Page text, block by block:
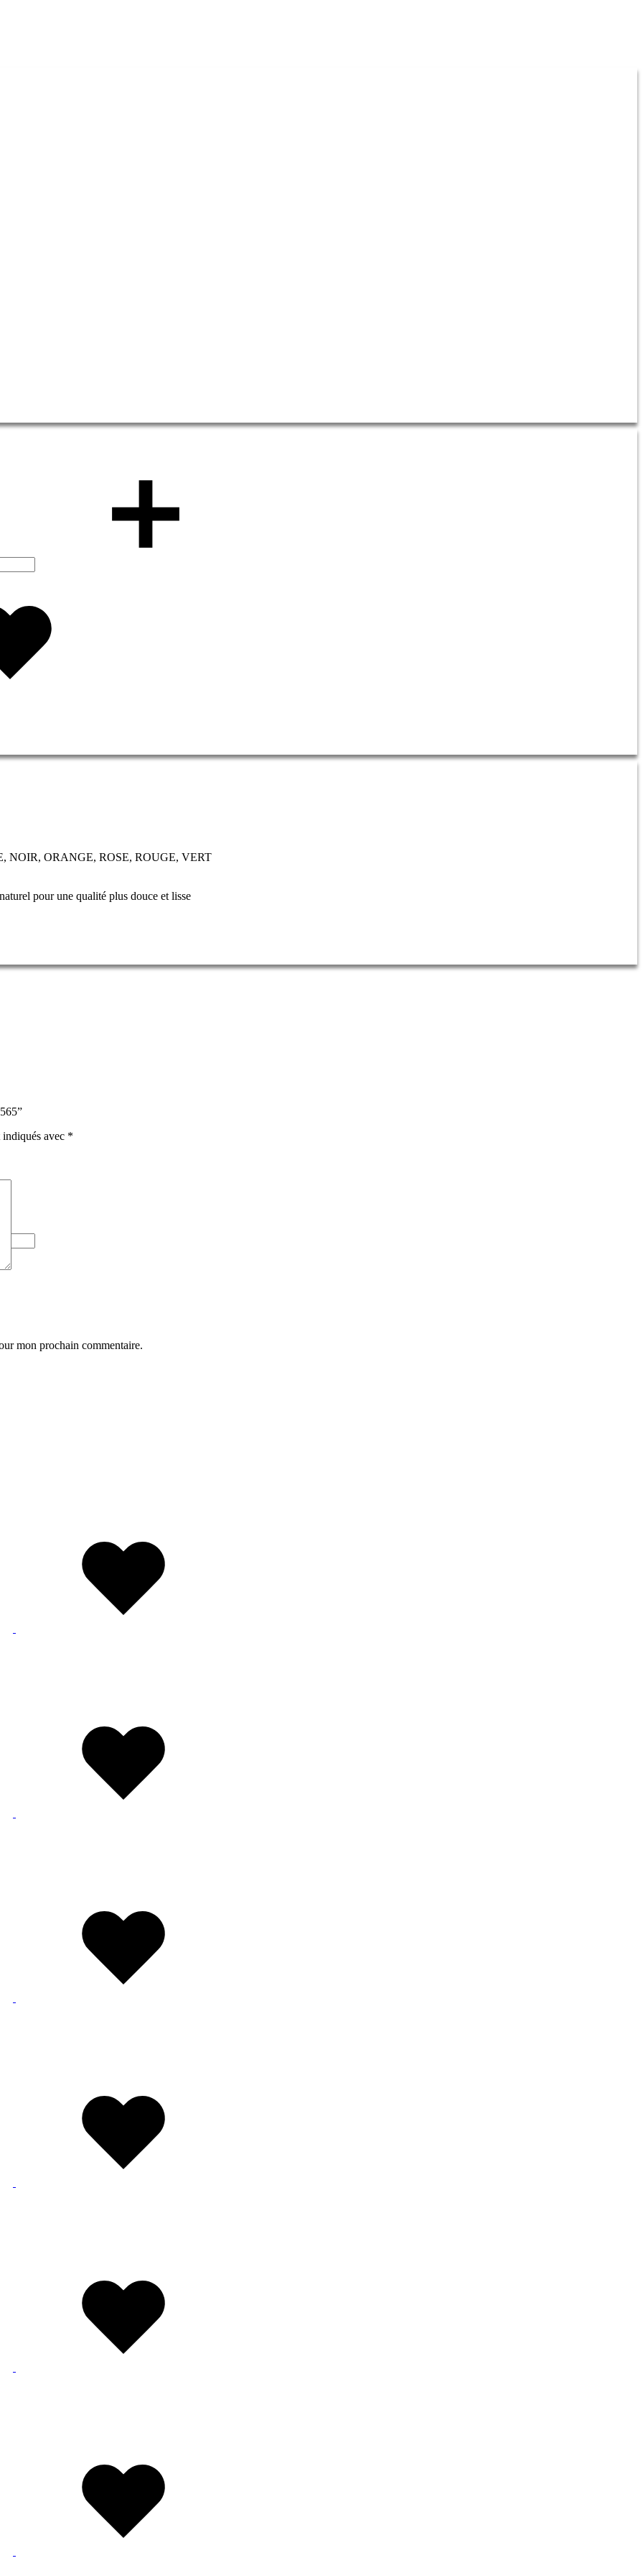
NOIR, ORANGE, ROSE, ROUGE, VERT
pour une qualité plus douce et lisse
avec *
mon prochain commentaire.